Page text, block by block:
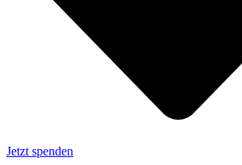
Jetzt spenden